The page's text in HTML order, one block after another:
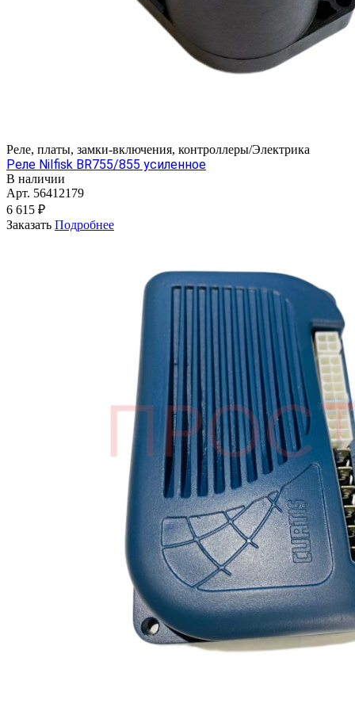
Реле, платы, замки-включения, контроллеры/Электрика
Реле Nilfisk BR755/855 усиленное
В наличии
Арт. 56412179
6 615 ₽
Заказать Подробнее